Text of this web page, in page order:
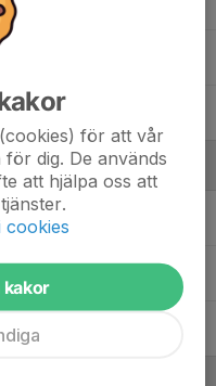
för att vår
dig. De används
att hjälpa oss att
cookies
kakor